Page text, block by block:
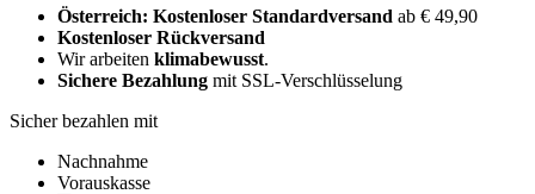
Österreich: Kostenloser Standardversand ab € 49,90
Kostenloser Rückversand
Wir arbeiten klimabewusst.
Sichere Bezahlung mit SSL-Verschlüsselung
Sicher bezahlen mit
Nachnahme
Vorauskasse